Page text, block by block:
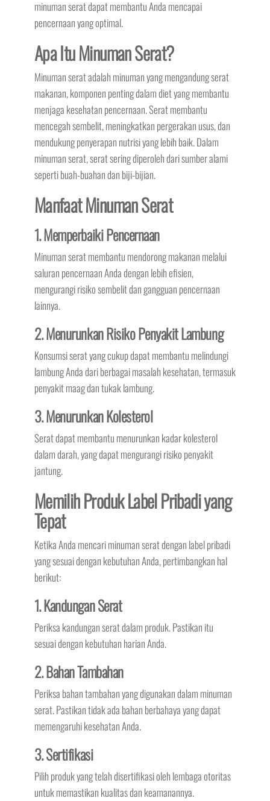
minuman serat dapat membantu Anda mencapai
pencernaan yang optimal.
Apa Itu Minuman Serat?
Minuman serat adalah minuman yang mengandung serat
makanan, komponen penting dalam diet yang membantu
menjaga kesehatan pencernaan. Serat membantu
mencegah sembelit, meningkatkan pergerakan usus, dan
mendukung penyerapan nutrisi yang lebih baik. Dalam
minuman serat, serat sering diperoleh dari sumber alami
seperti buah-buahan dan biji-bijian.
Manfaat Minuman Serat
1. Memperbaiki Pencernaan
Minuman serat membantu mendorong makanan melalui
saluran pencernaan Anda dengan lebih efisien,
mengurangi risiko sembelit dan gangguan pencernaan
lainnya.
2. Menurunkan Risiko Penyakit Lambung
Konsumsi serat yang cukup dapat membantu melindungi
lambung Anda dari berbagai masalah kesehatan, termasuk
penyakit maag dan tukak lambung.
3. Menurunkan Kolesterol
Serat dapat membantu menurunkan kadar kolesterol
dalam darah, yang dapat mengurangi risiko penyakit
jantung.
Memilih Produk Label Pribadi yang
Tepat
Ketika Anda mencari minuman serat dengan label pribadi
yang sesuai dengan kebutuhan Anda, pertimbangkan hal
berikut:
1. Kandungan Serat
Periksa kandungan serat dalam produk. Pastikan itu
sesuai dengan kebutuhan harian Anda.
2. Bahan Tambahan
Periksa bahan tambahan yang digunakan dalam minuman
serat. Pastikan tidak ada bahan berbahaya yang dapat
memengaruhi kesehatan Anda.
3. Sertifikasi
Pilih produk yang telah disertifikasi oleh lembaga otoritas
untuk memastikan kualitas dan keamanannya.